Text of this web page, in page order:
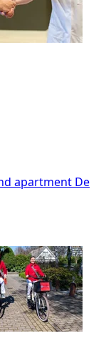
apartment De